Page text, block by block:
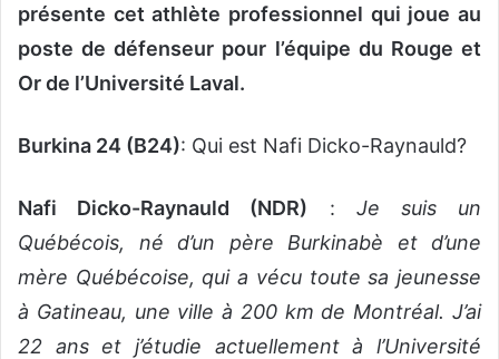
présente cet athlète professionnel qui joue au
poste de défenseur pour l’équipe du Rouge et
Or de l’Université Laval.
Burkina 24 (B24): Qui est Nafi Dicko-Raynauld?
Nafi Dicko-Raynauld (NDR) : Je suis un
Québécois, né d’un père Burkinabè et d’une
mère Québécoise, qui a vécu toute sa jeunesse
à Gatineau, une ville à 200 km de Montréal. J’ai
22 ans et j’étudie actuellement à l’Université